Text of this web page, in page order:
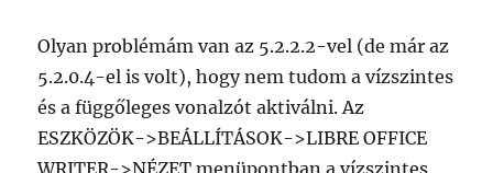
Olyan problémám van az 5.2.2.2-vel (de már az
5.2.0.4-el is volt), hogy nem tudom a vízszintes
és a függőleges vonalzót aktiválni. Az
ESZKÖZÖK->BEÁLLÍTÁSOK->LIBRE OFFICE
WRITER->NÉZET menüpontban a vízszintes